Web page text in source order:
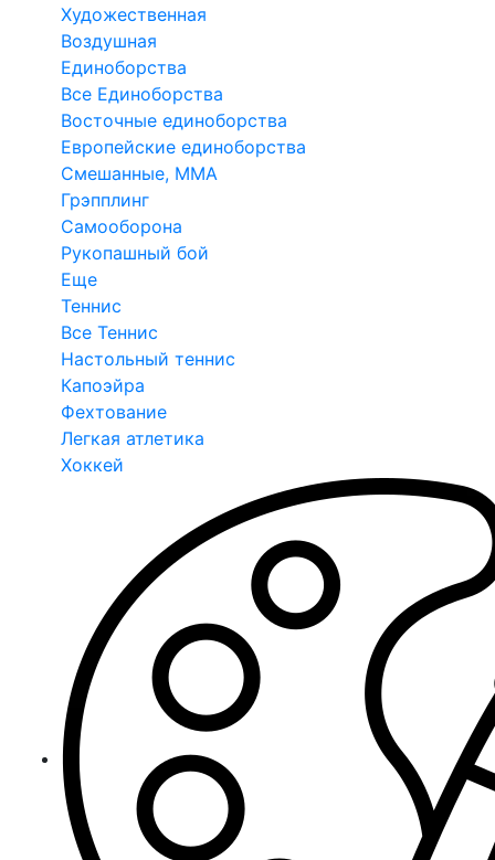
Художественная
Воздушная
Единоборства
Все Единоборства
Восточные единоборства
Европейские единоборства
Смешанные, ММА
Грэпплинг
Самооборона
Рукопашный бой
Еще
Теннис
Все Теннис
Настольный теннис
Капоэйра
Фехтование
Легкая атлетика
Хоккей